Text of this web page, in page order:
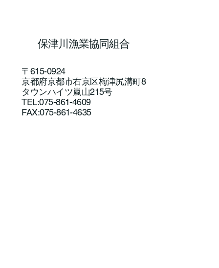
アユルアー体験教室を開催しました！
保津川漁業協同組合
〒615-0924
京都府京都市右京区梅津尻溝町8
タウンハイツ嵐山215号
TEL:075-861-4609
FAX:075-861-4635